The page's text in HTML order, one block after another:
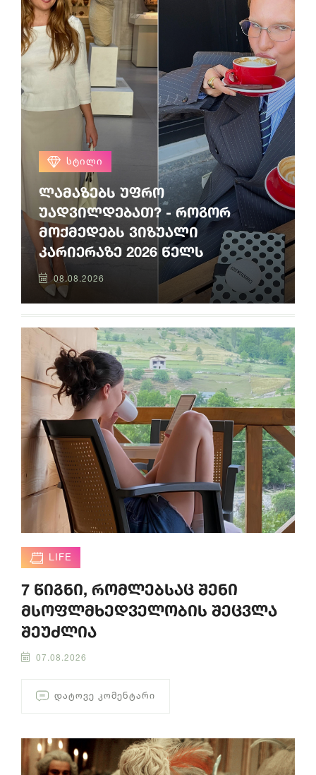
ᲡᲢᲘᲚᲘ
ლამაზებს უფრო
უადვილდებათ? - როგორ
მოქმედებს ვიზუალი
კარიერაზე 2026 წელს
08.08.2026
LIFE
7 წიგნი, რომლებსაც შენი
მსოფლმხედველობის შეცვლა
შეუძლია
07.08.2026
ᲓᲐᲢᲝᲕᲔ ᲙᲝᲛᲔᲜᲢᲐᲠᲘ